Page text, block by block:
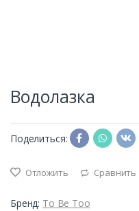
Водолазка
Поделиться:
Отложить Сравнить
Бренд: To Be Too